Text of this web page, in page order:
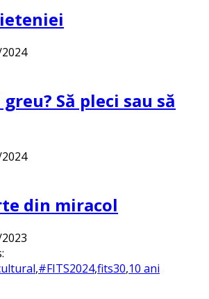
greu? Să pleci sau să
din miracol
,#FITS2024,fits30,10 ani